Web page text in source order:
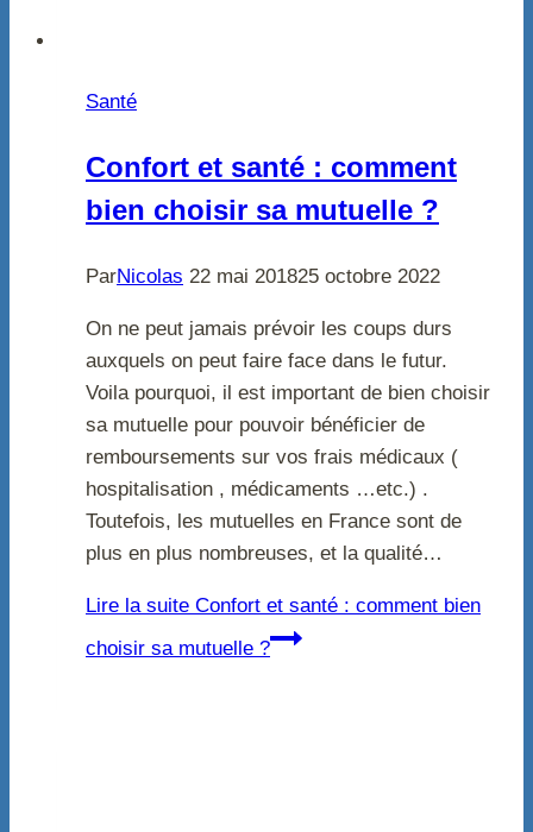
Santé
Confort et santé : comment
bien choisir sa mutuelle ?
ParNicolas 22 mai 201825 octobre 2022
On ne peut jamais prévoir les coups durs
auxquels on peut faire face dans le futur.
Voila pourquoi, il est important de bien choisir
sa mutuelle pour pouvoir bénéficier de
remboursements sur vos frais médicaux (
hospitalisation , médicaments …etc.) .
Toutefois, les mutuelles en France sont de
plus en plus nombreuses, et la qualité…
Lire la suite Confort et santé : comment bien
choisir sa mutuelle ?